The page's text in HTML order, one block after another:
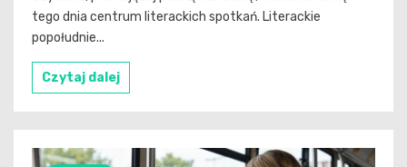
tego dnia centrum literackich spotkań. Literackie
popołudnie...
Czytaj dalej